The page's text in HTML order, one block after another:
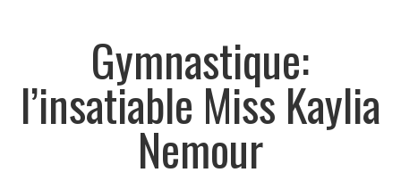
Gymnastique:
l’insatiable Miss Kaylia
Nemour